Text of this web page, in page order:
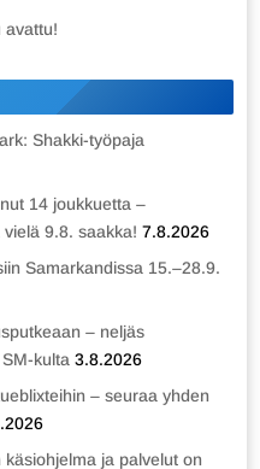
avattu!
Shakki-työpaja
14 joukkuetta –
9.8. saakka! 7.8.2026
Samarkandissa 15.–28.9.
– neljäs
kulta 3.8.2026
– seuraa yhden
ja palvelut on